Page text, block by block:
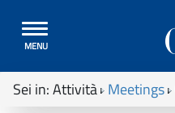
Toggle
navigation
MENU
Sei in:Attività Meetings